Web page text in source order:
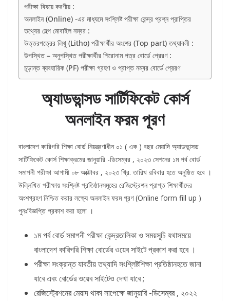
পরীক্ষা বিষয়ে করণীয় :
অনলাইন (Online) -এর মাধ্যমে সংশ্লিষ্ট পরীক্ষা কেন্দ্র প্রশ্ন প্রাপ্তির
তথ্যের হেল্প মোবাইল নম্বর :
উত্তরপত্রের লিথু (Litho) পরীক্ষার্থীর অংশের (Top part) তথ্যাবলী :
উপস্থিত – অনুপস্থিত পরীক্ষার্থীর শিরোনাম পত্র বোর্ডে প্রেরণ :
চূড়ান্ত ব্যবহারিক (PF) পরীক্ষা গ্রহণ ও প্রাপ্ত নম্বর বোর্ডে প্রেরণ
অ্যাডভান্সড সার্টিফিকেট কোর্স
অনলাইন ফরম পূরণ
বাংলাদেশ কারিগরি শিক্ষা বোর্ড নিয়ন্ত্রণাধীন ০১ ( এক ) বছর মেয়াদি অ্যাডভান্সড
সার্টিফিকেট কোর্স শিক্ষাক্রমের জানুয়ারি -ডিসেম্বর , ২০২৩ সেশনের ১ম পর্ব বোর্ড
সমাপনী পরীক্ষা আগামী ০৮ অক্টোবর , ২০২৩ খ্রি. তারিখ রবিবার হতে অনুষ্ঠিত হবে ।
উল্লিখিত পরীক্ষায় সংশ্লিষ্ট প্রতিষ্ঠানসমূহের রেজিস্ট্রেশন প্রাপ্ত শিক্ষার্থীদের
অংশগ্রহণ নিশ্চিত করার লক্ষ্যে অনলাইন ফরম পূরণ (Online form fill up )
পুনঃবিজ্ঞপ্তি প্রকাশ করা হলো ।
১ম পর্ব বোর্ড সমাপনী পরীক্ষা কেন্দ্রতালিকা ও সময়সূচি যথাসময়ে
বাংলাদেশ কারিগরি শিক্ষা বোর্ডের ওয়েব সাইটে প্রকাশ করা হবে ।
পরীক্ষা সংক্রান্ত যাবতীয় তথ্যাদি সংশ্লিষ্টশিক্ষা প্রতিষ্ঠানহতে জানা
যাবে এবং বোর্ডের ওয়েব সাইটেও দেখা যাবে ;
রেজিস্ট্রেশনের মেয়াদ থাকা সাপেক্ষে জানুয়ারি -ডিসেম্বর , ২০২২